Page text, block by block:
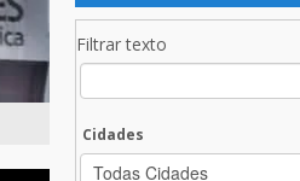
Filtrar texto
Cidades